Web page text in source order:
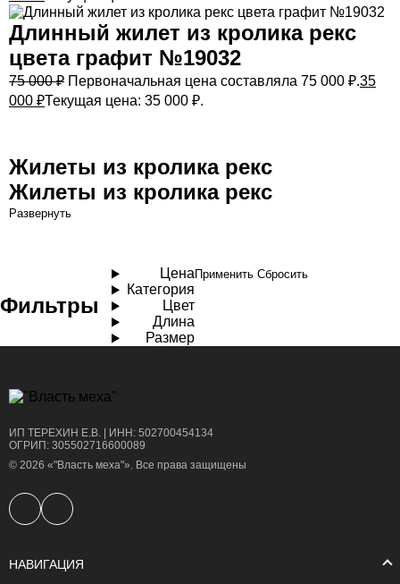
Длинный жилет из кролика рекс
цвета графит №19032
75 000₽ Первоначальная цена составляла 75 000 ₽.35
000 ₽Текущая цена: 35 000 ₽.
Жилеты из кролика рекс
Жилеты из кролика рекс
Развернуть
Фильтры
Цена
Категория
Цвет
Длина
Размер
Применить Сбросить
ИП ТЕРЕХИН Е.В. | ИНН: 502700454134
ОГРИП: 305502716600089
© 2026 «"Власть меха"». Все права защищены
НАВИГАЦИЯ